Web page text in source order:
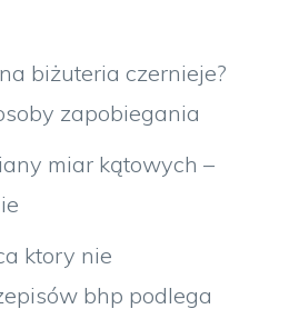
biżuteria czernieje?
zapobiegania
miar kątowych –
ktory nie
bhp podlega